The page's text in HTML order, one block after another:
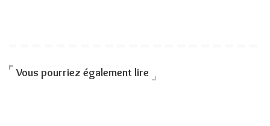
Vous pourriez également lire